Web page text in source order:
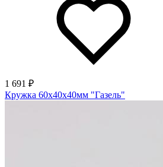
1 691 ₽
Кружка 60х40х40мм "Газель"